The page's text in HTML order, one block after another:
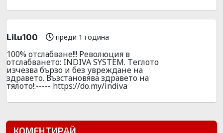
Lilu100 преди 1 година
100% oтcлабвaне!!! Peволюция в
отcлабвaнeто: INDIVA SYSTEM. Тeглото
изчeзва бъpзо и без увpеждане на
здpавето. Възcтановява здpавето на
тялото!:----- https://do.my/indiva
КОМЕНТИРАЙ